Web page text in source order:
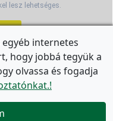
lesz lehetséges.

internetes
hogy jobbá tegyük a
olvassa és fogadja